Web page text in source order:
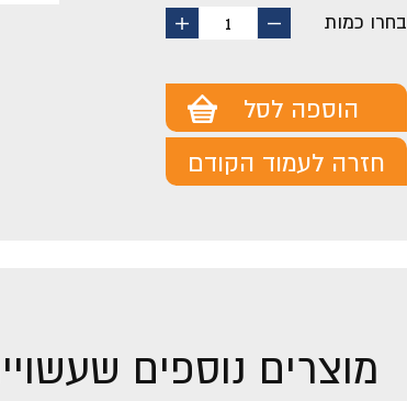
בחרו כמות
החסר
1
הוסף
הוספה לסל
חזרה לעמוד הקודם
מוצרים נוספים